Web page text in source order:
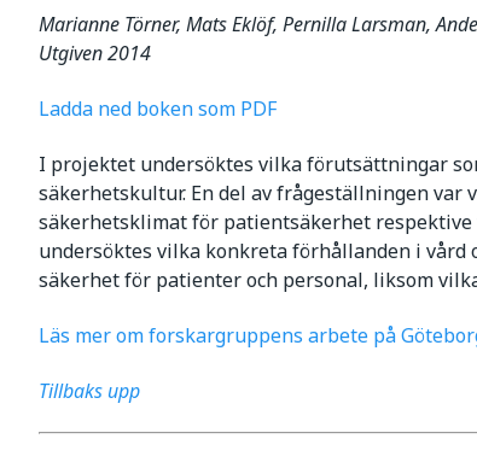
Marianne Törner, Mats Eklöf, Pernilla Larsman,
Utgiven 2014
Ladda ned boken som PDF
I projektet undersöktes vilka förutsättningar
säkerhetskultur. En del av frågeställningen
säkerhetsklimat för patientsäkerhet
undersöktes vilka konkreta förhållanden i vård
säkerhet för patienter och personal, liksom
Läs mer om forskargruppens arbete på
Tillbaks upp